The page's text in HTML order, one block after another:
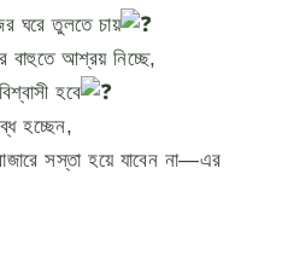
ঘরে তুলতে চায়
বাহুতে আশ্রয় নিচ্ছে,
হবে
হচ্ছেন,
সস্তা হয়ে যাবেন না—এর